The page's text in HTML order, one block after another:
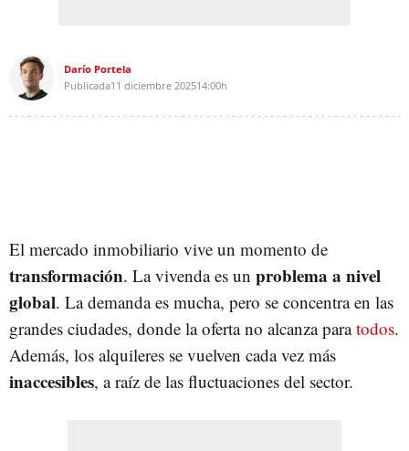
Darío Portela
Publicada11 diciembre 202514:00h
El mercado inmobiliario vive un momento de
transformación. La vivenda es un problema a nivel
global. La demanda es mucha, pero se concentra en las
grandes ciudades, donde la oferta no alcanza paratodos.
Además, los alquileres se vuelven cada vez más
inaccesibles, a raíz de las fluctuaciones del sector.